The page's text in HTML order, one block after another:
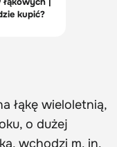
łąkę wieloletnią,
o dużej
wchodzi m. in.